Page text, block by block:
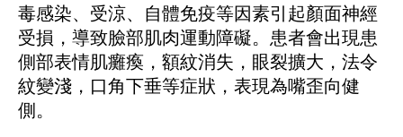
毒感染、受涼、自體免疫等因素引起顏面神經
受損，導致臉部肌肉運動障礙。患者會出現患
側部表情肌癱瘓，額紋消失，眼裂擴大，法令
紋變淺，口角下垂等症狀，表現為嘴歪向健
側。